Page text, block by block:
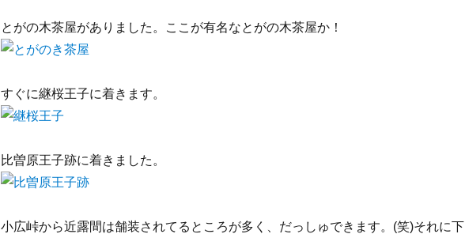
とがの木茶屋がありました。ここが有名なとがの木茶屋か！
すぐに継桜王子に着きます。
比曽原王子跡に着きました。
小広峠から近露間は舗装されてるところが多く、だっしゅできます。(笑)それに下